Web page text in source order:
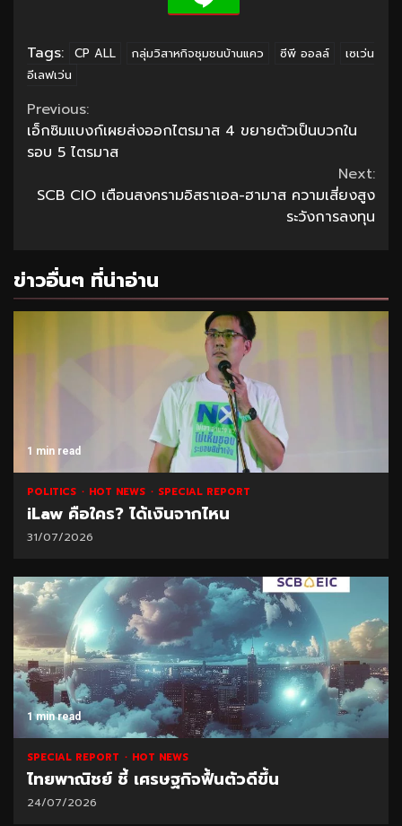
Tags: CP ALL กลุ่มวิสาหกิจชุมชนบ้านแคว ซีพี ออลล์
เซเว่น
อีเลฟเว่น
Continue
Reading
Previous:
เอ็กซิมแบงก์เผยส่งออกไตรมาส 4 ขยายตัวเป็นบวกใน
รอบ 5 ไตรมาส
Next:
SCB CIO เตือนสงครามอิสราเอล-ฮามาส ความเสี่ยงสูง
ระวังการลงทุน
ข่าวอื่นๆ ที่น่าอ่าน
1 min read
POLITICS HOT NEWS SPECIAL REPORT
iLaw คือใคร? ได้เงินจากไหน
31/07/2026
1 min read
SPECIAL REPORT HOT NEWS
ไทยพาณิชย์ ชี้ เศรษฐกิจฟื้นตัวดีขึ้น
24/07/2026